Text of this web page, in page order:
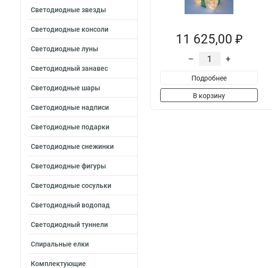
Светодиодные звезды
Светодиодные консоли
Светодиодные луны
Светодиодный занавес
Светодиодные шары
Светодиодные надписи
Светодиодные подарки
Светодиодные снежинки
Светодиодные фигуры
Светодиодные сосульки
Светодиодный водопад
Светодиодный туннели
Спиральные елки
Комплектующие
11 625,00 ₽
– +
Подробнее
В корзину